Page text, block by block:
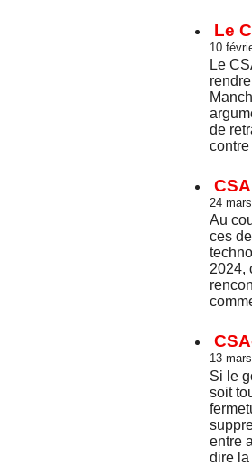
Le
10
Le
de
contre
24
Au
ces
2024,
13
Si le
soit
entre
dire la